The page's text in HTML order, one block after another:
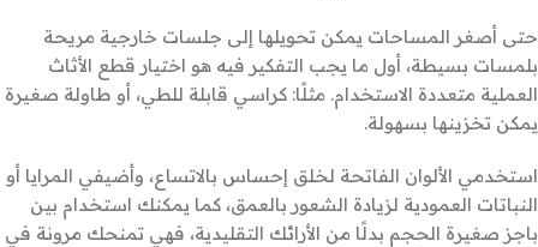
حتى أصغر المساحات يمكن تحويلها إلى جلسات خارجية مريحة
بلمسات بسيطة، أول ما يجب التفكير فيه هو اختيار قطع الأثاث
العملية متعددة الاستخدام. مثلًا: كراسي قابلة للطي، أو طاولة صغيرة
يمكن تخزينها بسهولة.
استخدمي الألوان الفاتحة لخلق إحساس بالاتساع، وأضيفي المرايا أو
النباتات العمودية لزيادة الشعور بالعمق، كما يمكنك استخدام بين
باجز صغيرة الحجم بدلًا من الأرائك التقليدية، فهي تمنحك مرونة في